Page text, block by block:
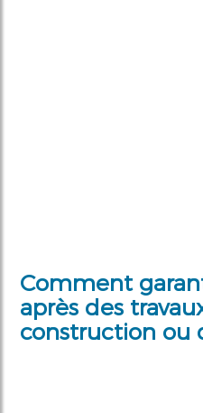
Comment
après des
construction ou